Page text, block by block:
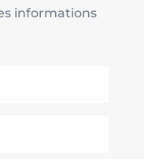
informations